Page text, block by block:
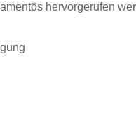
hervorgerufen